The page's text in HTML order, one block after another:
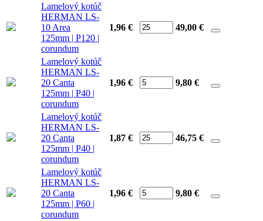
Lamelový kotúč
HERMAN LS-
10 Area
125mm | P120 |
corundum
1,96 € 49,00 €
Lamelový kotúč
HERMAN LS-
20 Canta
125mm | P40 |
corundum
1,96 € 9,80 €
Lamelový kotúč
HERMAN LS-
20 Canta
125mm | P40 |
corundum
1,87 € 46,75 €
Lamelový kotúč
HERMAN LS-
20 Canta
125mm | P60 |
corundum
1,96 € 9,80 €